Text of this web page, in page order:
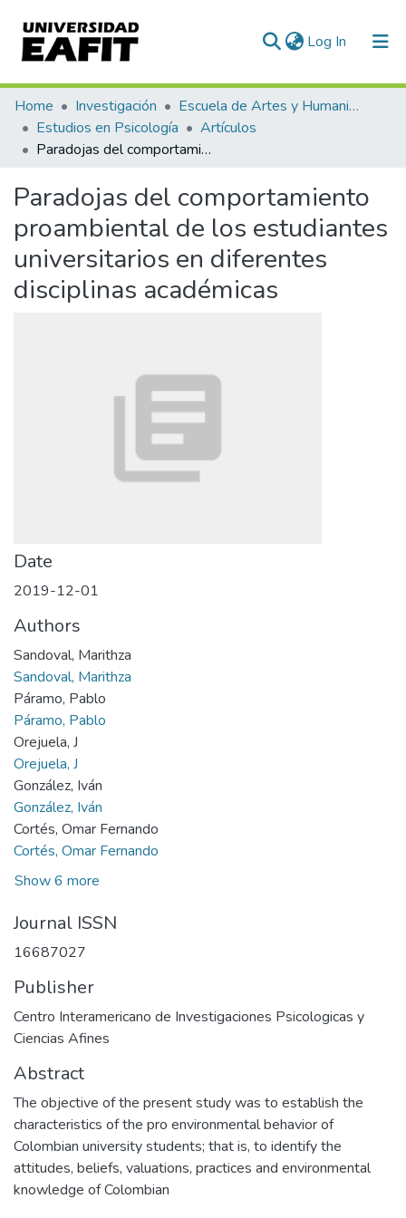
Log In (current)
Communities & Collections
All of DSpace
Home Investigación
Escuela de Artes y Humanidades
Estudios en Psicología
Artículos
Paradojas del comportamiento proambiental de los estudiantes universitarios en diferentes disciplinas académicas
Paradojas del comportamiento
proambiental de los estudiantes
universitarios en diferentes
disciplinas académicas
Date
2019-12-01
Authors
Sandoval, Marithza
Sandoval, Marithza
Páramo, Pablo
Páramo, Pablo
Orejuela, J
Orejuela, J
González, Iván
González, Iván
Cortés, Omar Fernando
Cortés, Omar Fernando
Show 6 more
Journal ISSN
16687027
Publisher
Centro Interamericano de Investigaciones Psicologicas y
Ciencias Afines
Abstract
The objective of the present study was to establish the
characteristics of the pro environmental behavior of
Colombian university students; that is, to identify the
attitudes, beliefs, valuations, practices and environmental
knowledge of Colombian